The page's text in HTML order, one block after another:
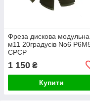
Фреза дискова модульна
м11 20градусів No6
СРСР
1 150 ₴
Купити